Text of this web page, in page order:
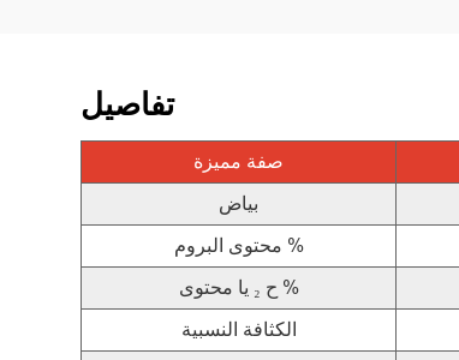
تفاصيل
صفة مميزة
بياض
محتوى البروم %
ح ₂ يا محتوى %
الكثافة النسبية